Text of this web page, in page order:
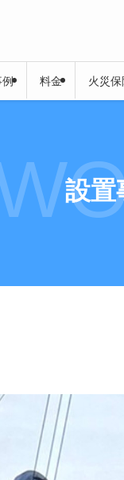
料金 火災
設置